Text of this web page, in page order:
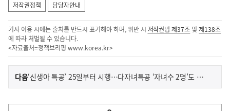
저작권정책
담당자안내
기사 이용 시에는 출처를 반드시 표기해야 하며, 위반 시 저작권법 제37조 및제138조
에 따라 처벌될 수 있습니다.
<자료출처=정책브리핑 www.korea.kr>
이
전
다
다음기
사
‘신생아 특공’ 25일부터 시행…다자녀특공 ‘자녀수 2명’도 포함